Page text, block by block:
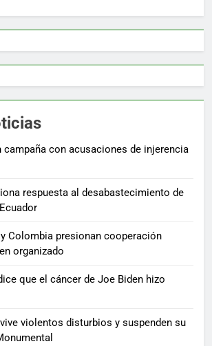
campaña con acusaciones de injerencia
respuesta al desabastecimiento de
y Colombia presionan cooperación
organizado
que el cáncer de Joe Biden hizo
violentos disturbios y suspenden su